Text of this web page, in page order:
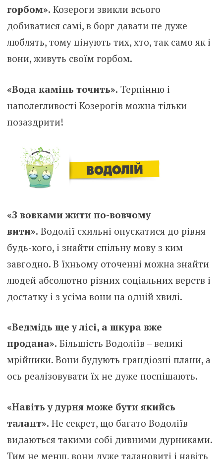
горбом». Козероги звикли всього
добиватися самі, в борг давати не дуже
люблять, тому цінують тих, хто, так само як і
вони, живуть своїм горбом.
«Вода камінь точить». Терпінню і
наполегливості Козерогів можна тільки
позаздрити!
«З вовками жити по-вовчому
вити». Водолії схильні опускатися до рівня
будь-кого, і знайти спільну мову з ким
завгодно. В їхньому оточенні можна знайти
людей абсолютно різних соціальних верств і
достатку і з усіма вони на одній хвилі.
«Ведмідь ще у лісі, а шкура вже
продана». Більшість Водоліїв – великі
мрійники. Вони будують грандіозні плани, а
ось реалізовувати їх не дуже поспішають.
«Навіть у дурня може бути якийсь
талант». Не секрет, що багато Водоліїв
видаються такими собі дивними дурниками.
Тим не менш, вони дуже талановиті і навіть